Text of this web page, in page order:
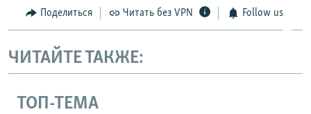
Поделиться Читать без VPN Follow us
ЧИТАЙТЕ ТАКЖЕ:
ТОП-ТЕМА